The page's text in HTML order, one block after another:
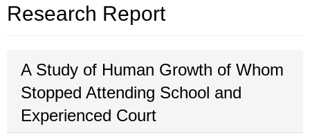
Research Report
A Study of Human Growth of Whom
Stopped Attending School and
Experienced Court